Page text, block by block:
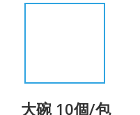
大碗 10個/包